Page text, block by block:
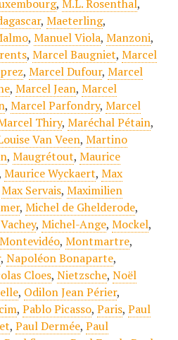
, M.L. Rosenthal,
, Maeterling,
, Manuel Viola, Manzoni,
, Marcel Baugniet, Marcel
, Marcel Dufour, Marcel
, Marcel Jean, Marcel
, Marcel Parfondry, Marcel
Thiry, Maréchal Pétain,
Van Veen, Martino
, Maugrétout, Maurice
Maurice Wyckaert, Max
Max Servais, Maximilien
, Michel de Ghelderode,
, Michel-Ange, Mockel,
Montevidéo, Montmartre,
, Napoléon Bonaparte,
Cloes, Nietzsche, Noël
, Odilon Jean Périer,
, Pablo Picasso, Paris, Paul
, Paul Dermée, Paul